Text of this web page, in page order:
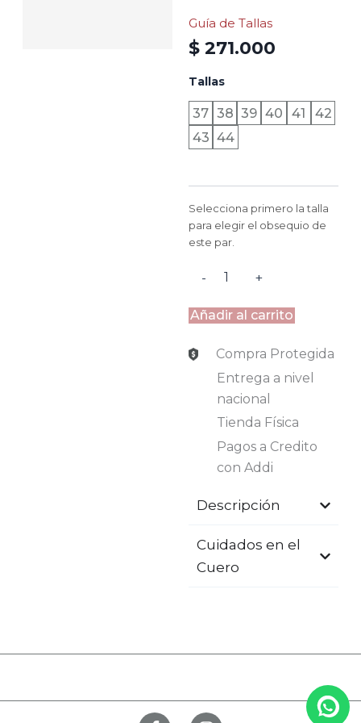
Guía de Tallas
$ 271.000
Tallas
37 38 39 40 41
42
43 44
Selecciona primero la talla
para elegir el obsequio de
este par.
-
TURÍN
-
CREMA
ROBLE
cantidad
+
Añadir al carrito
Compra Protegida
Entrega a nivel
nacional
Tienda Física
Pagos a Credito
con Addi
Descripción
Cuidados en el
Cuero